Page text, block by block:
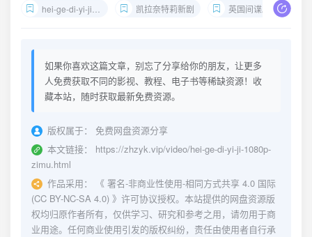
hei-ge-di-yi-ji-1080p 凯拉奈特莉新剧 英国间谍剧
如果你喜欢这篇文章，别忘了分享给你的朋友，让更多
人免费获取不同的影视、教程、电子书等稀缺资源！收
藏本站，随时获取最新免费资源。
版权属于：
免费网盘资源分享
本文链接：
https://zhzyk.vip/video/hei-ge-di-yi-ji-1080p-
zimu.html
作品采用：
《 署名-非商业性使用-相同方式共享 4.0 国际
(CC BY-NC-SA 4.0) 》许可协议授权。本站提供的网盘资源版
权均归原作者所有，仅供学习、研究和参考之用，请勿用于商
业用途。任何商业使用引发的版权纠纷，责任由使用者自行承